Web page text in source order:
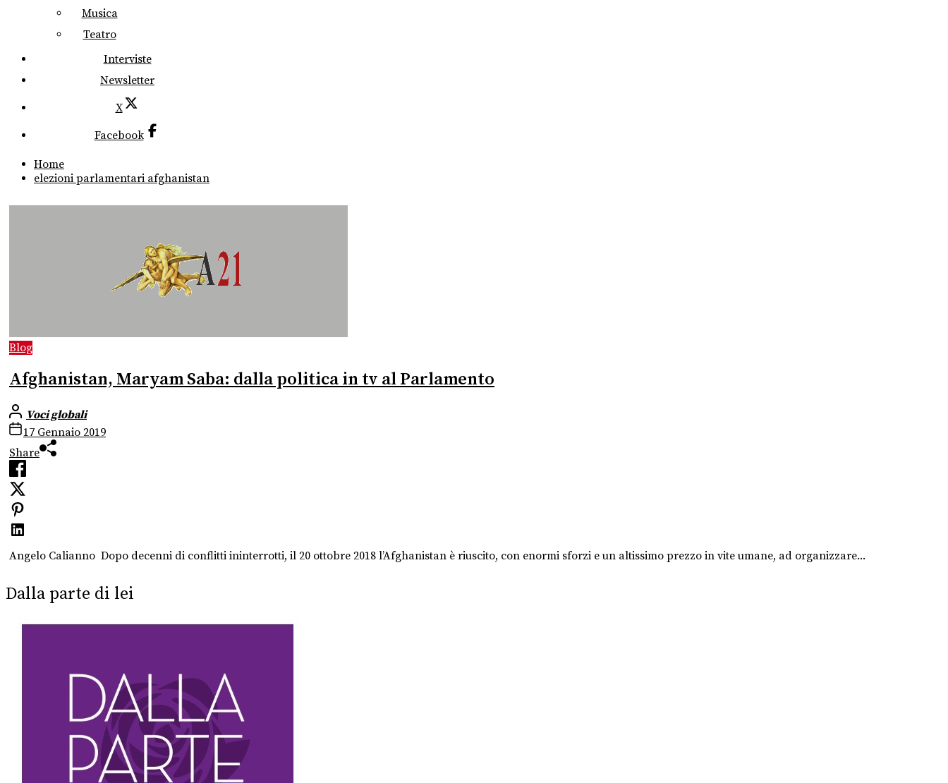
Musica
Teatro
Interviste
Newsletter
X
Facebook
Home
elezioni parlamentari afghanistan
Blog
Afghanistan, Maryam Saba: dalla politica in tv al Parlamento
Voci globali
17 Gennaio 2019
Share
Angelo Calianno Dopo decenni di conflitti ininterrotti, il 20 ottobre 2018 l’Afghanistan è riuscito, con enormi sforzi e un altissimo prezzo in vite umane, ad organizzare...
Dalla parte di lei